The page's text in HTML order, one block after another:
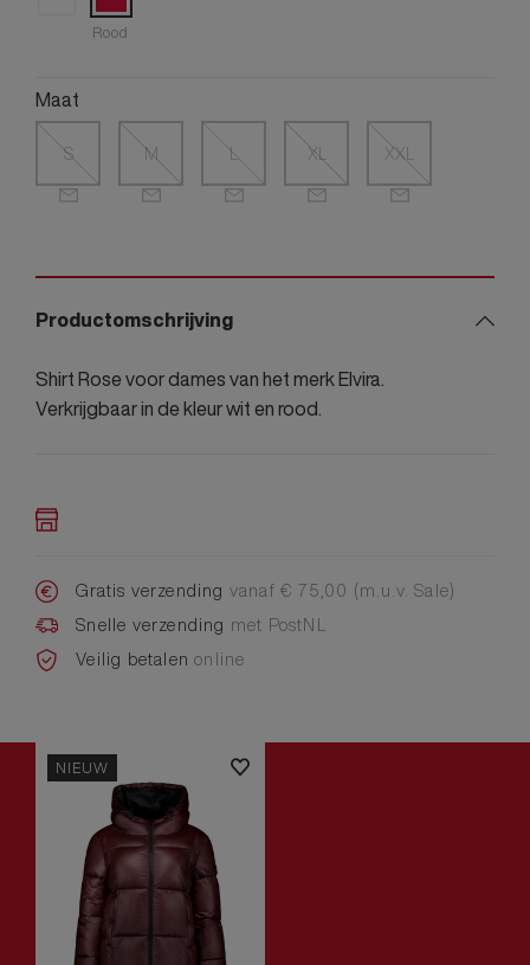
Rood
Maat
S M L XL XXL
Productomschrijving
Shirt Rose voor dames van het merk Elvira.
Verkrijgbaar in de kleur wit en rood.
Gratis verzending vanaf € 75,00 (m.u.v. Sale)
Snelle verzending met PostNL
Veilig betalenonline
NIEUW